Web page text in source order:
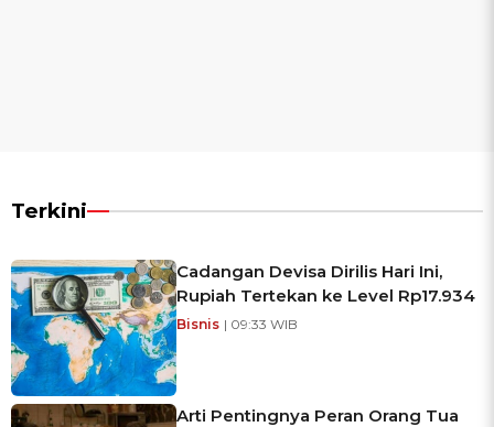
Terkini
Cadangan Devisa Dirilis Hari Ini,
Rupiah Tertekan ke Level Rp17.934
Bisnis | 09:33 WIB
Arti Pentingnya Peran Orang Tua